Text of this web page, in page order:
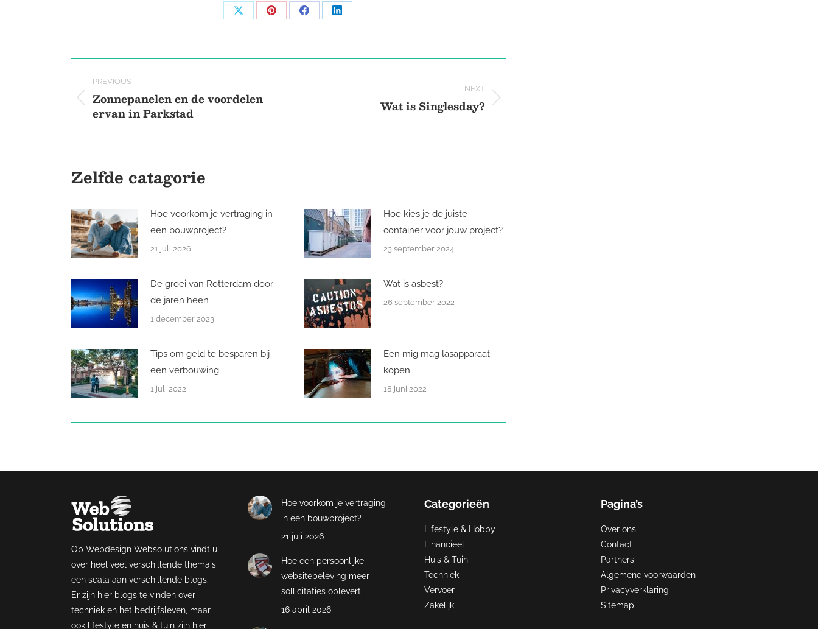
Share Share Share Share
Post
navigation
PREVIOUS
Previous
post:
Zonnepanelen en de voordelen
ervan in Parkstad
NEXT
Wat is Singlesday?
Zelfde catagorie
Hoe voorkom je vertraging in
een bouwproject?
21 juli 2026
Hoe kies je de juiste
container voor jouw project?
23 september 2024
De groei van Rotterdam door
de jaren heen
1 december 2023
Wat is asbest?
26 september 2022
Tips om geld te besparen bij
een verbouwing
1 juli 2022
Een mig mag lasapparaat
kopen
18 juni 2022
Op Webdesign Websolutions vindt u
over heel veel verschillende thema's
een scala aan verschillende blogs.
Er zijn hier blogs te vinden over
techniek en het bedrijfsleven, maar
ook lifestyle en huis & tuin zijn hier
Hoe voorkom je vertraging
in een bouwproject?
21 juli 2026
Hoe een persoonlijke
websitebeleving meer
sollicitaties oplevert
16 april 2026
Categorieën
Lifestyle & Hobby
Financieel
Huis & Tuin
Techniek
Vervoer
Zakelijk
Pagina’s
Over ons
Contact
Partners
Algemene voorwaarden
Privacyverklaring
Sitemap